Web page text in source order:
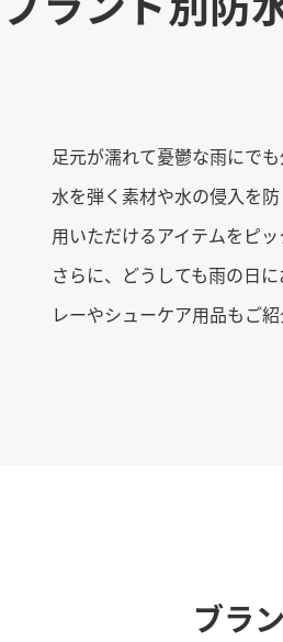
足元が濡れて憂鬱な雨にで
水を弾く素材や水の侵入を
用いただけるアイテムをピッ
さらに、どうしても雨の日
レーやシューケア用品もご紹
ブラ